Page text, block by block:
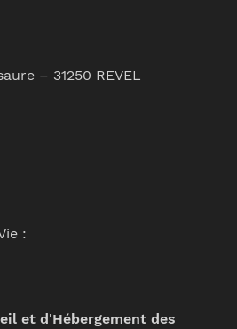
– 31250 REVEL
:
et d'Hébergement des